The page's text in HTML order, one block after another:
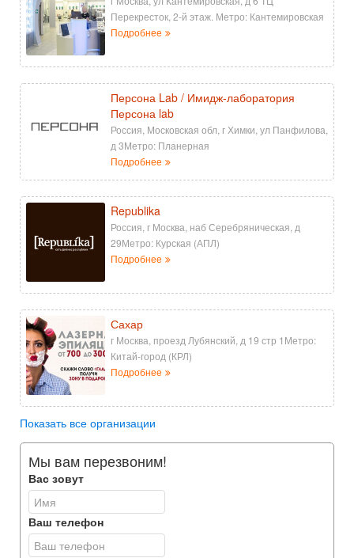
Перекресток, 2-й этаж. Метро: Кантемировская
Подробнее
Персона Lab / Имидж-лаборатория
Персона lab
Россия, Московская обл, г Химки, ул Панфилова,
д 3Метро: Планерная
Подробнее
Republika
Россия, г Москва, наб Серебряническая, д
29Метро: Курская (АПЛ)
Подробнее
Сахар
г Москва, проезд Лубянский, д 19 стр 1Метро:
Китай-город (КРЛ)
Подробнее
Показать все организации
Мы вам перезвоним!
Вас зовут
Ваш телефон